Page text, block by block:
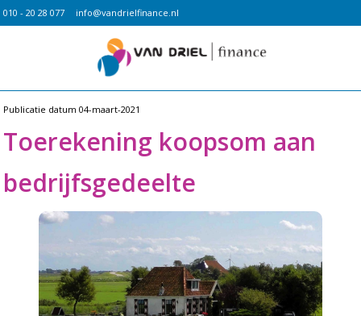
010 - 20 28 077 info@vandrielfinance.nl
Publicatie datum 04-maart-2021
Toerekening koopsom aan
bedrijfsgedeelte